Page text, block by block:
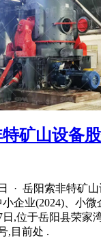
矿山设备
· 岳阳索非特矿
企业(2024)、小
日,位于岳阳县荣家
,目前处 .